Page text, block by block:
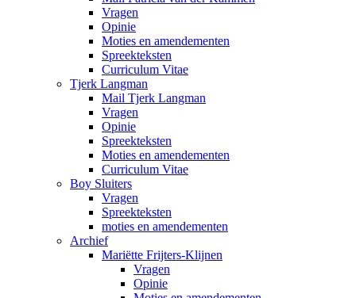
Vragen
Opinie
Moties en amendementen
Spreekteksten
Curriculum Vitae
Tjerk Langman
Mail Tjerk Langman
Vragen
Opinie
Spreekteksten
Moties en amendementen
Curriculum Vitae
Boy Sluiters
Vragen
Spreekteksten
moties en amendementen
Archief
Mariëtte Frijters-Klijnen
Vragen
Opinie